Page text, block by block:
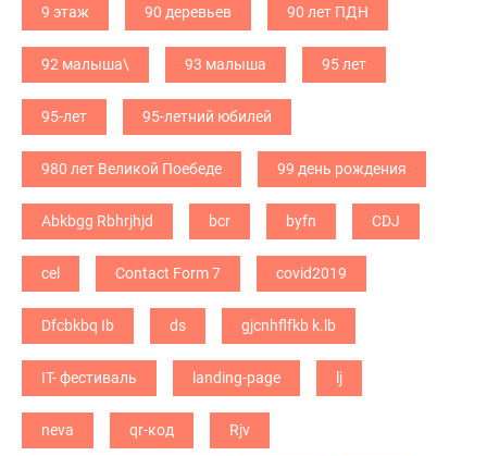
9 этаж 90 деревьев 90 лет ПДН
92 малыша\ 93 малыша 95 лет
95-лет 95-летний юбилей
980 лет Великой Поебеде 99 день рождения
Abkbgg Rbhrjhjd bcr byfn CDJ
cel Contact Form 7 covid2019
Dfcbkbq Ib ds gjcnhflfkb k.lb
IT- фестиваль landing-page lj
neva qr-код Rjv